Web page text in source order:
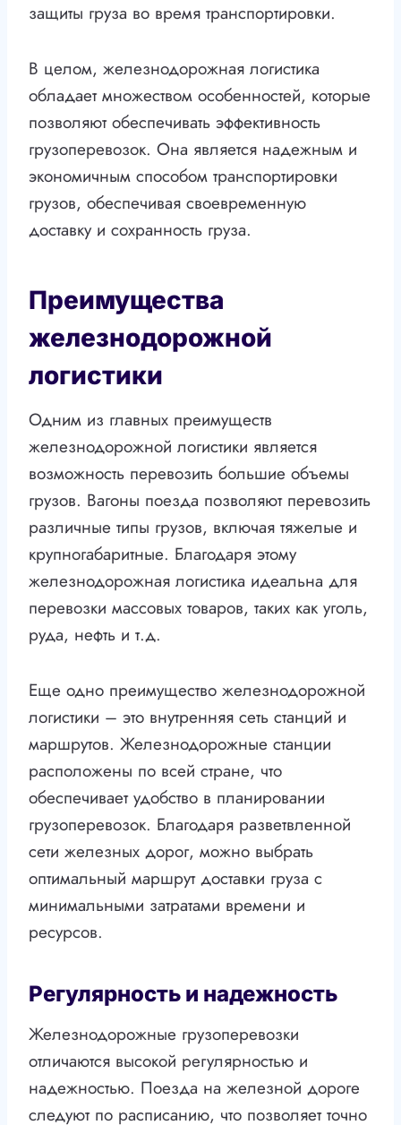
защиты груза во время транспортировки.
В целом, железнодорожная логистика
обладает множеством особенностей, которые
позволяют обеспечивать эффективность
грузоперевозок. Она является надежным и
экономичным способом транспортировки
грузов, обеспечивая своевременную
доставку и сохранность груза.
Преимущества
железнодорожной
логистики
Одним из главных преимуществ
железнодорожной логистики является
возможность перевозить большие объемы
грузов. Вагоны поезда позволяют перевозить
различные типы грузов, включая тяжелые и
крупногабаритные. Благодаря этому
железнодорожная логистика идеальна для
перевозки массовых товаров, таких как уголь,
руда, нефть и т.д.
Еще одно преимущество железнодорожной
логистики – это внутренняя сеть станций и
маршрутов. Железнодорожные станции
расположены по всей стране, что
обеспечивает удобство в планировании
грузоперевозок. Благодаря разветвленной
сети железных дорог, можно выбрать
оптимальный маршрут доставки груза с
минимальными затратами времени и
ресурсов.
Регулярность и надежность
Железнодорожные грузоперевозки
отличаются высокой регулярностью и
надежностью. Поезда на железной дороге
следуют по расписанию, что позволяет точно